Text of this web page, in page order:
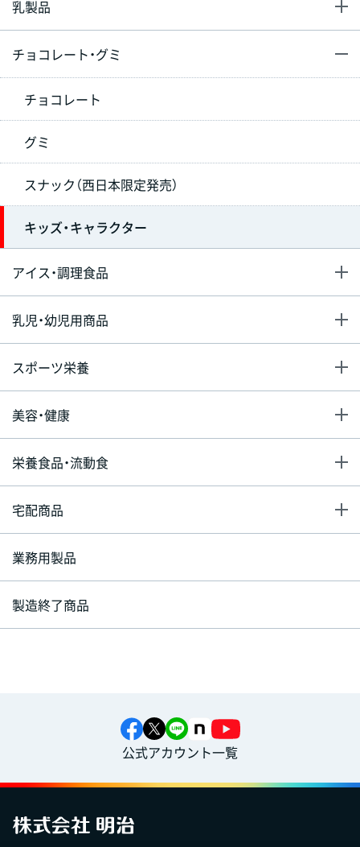
乳製品
チョコレート・グミ
チョコレート
グミ
スナック（西日本限定発売）
キッズ・キャラクター
アイス・調理食品
乳児・幼児用商品
スポーツ栄養
美容・健康
栄養食品・流動食
宅配商品
業務用製品
製造終了商品
公式アカウント一覧